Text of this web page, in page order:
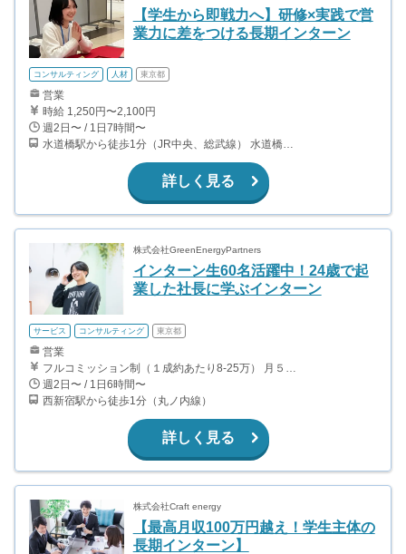
【学生から即戦力へ】研修×実践で営
業力に差をつける長期インターン
コンサルティング 人材 東京都
営業
時給 1,250円〜2,100円
週2日〜 / 1日7時間〜
水道橋駅から徒歩1分（JR中央、総武線） 水道橋駅から徒歩6分（都営三田線）
詳しく見る
株式会社GreenEnergyPartners
インターン生60名活躍中！24歳で起
業した社長に学ぶインターン
サービス コンサルティング 東京都
営業
フルコミッション制（１成約あたり8-25万） 月５０万以上稼ぐインターン生も多数います！ ■収入例 ○入社１ヶ月目（明治大学2年生） 役職：アポインター 月間１契約×８万円＝８万円 ＋交通費 ○入社３ヶ月目（東京大学２年生） 役職：アポインター（ランク：ブロンズ） 月間３契約×10万円＝30万円 ＋交通費 ○入社６ヶ月目（早稲田大学３年生） 役職：アポインター（ランク：シルバー） 月間５契約×12万円＝60万円 ＋交通費 ○入社15ヶ月目（慶應大学３年生） 役職：クローザー 月間３契約×25万＝75万円 ＋交通費
週2日〜 / 1日6時間〜
西新宿駅から徒歩1分（丸ノ内線）
詳しく見る
株式会社Craft energy
【最高月収100万円越え！学生主体の
長期インターン】